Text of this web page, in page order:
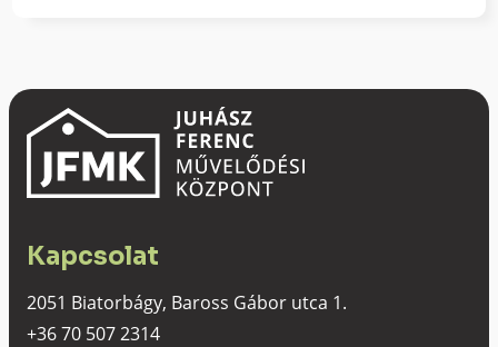
Kapcsolat
2051 Biatorbágy, Baross Gábor utca 1.
+36 70 507 2314